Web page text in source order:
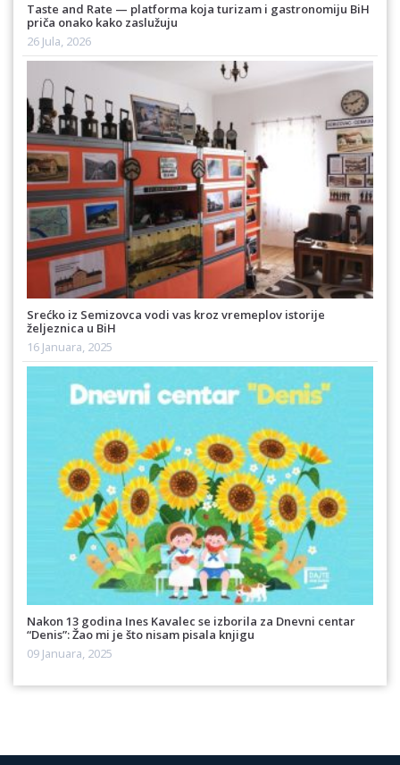
Taste and Rate — platforma koja turizam i gastronomiju BiH
priča onako kako zaslužuju
26 Jula, 2026
Srećko iz Semizovca vodi vas kroz vremeplov istorije
željeznica u BiH
16 Januara, 2025
Nakon 13 godina Ines Kavalec se izborila za Dnevni centar
“Denis”: Žao mi je što nisam pisala knjigu
09 Januara, 2025